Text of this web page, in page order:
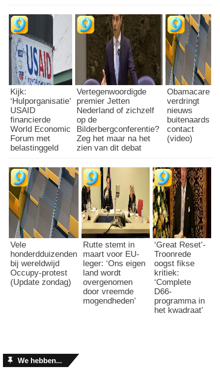
Kijk:
‘Hulporganisatie’
USAID
financierde
World Economic
Forum met
belastinggeld
Vertegenwoordigde
premier Jetten
Nederland of zichzelf
op de
Bilderbergconferentie?
Zeg het maar na het
zien van dit debat
Obamacare
verdringt
nieuws
buitenaards
contact
(video)
Vele
honderdduizenden
bij wereldwijd
Occupy-protest
(Update zondag)
Rutte stemt in
maart voor EU-
leger: ‘Ons eigen
land wordt
overgenomen
door vreemde
mogendheden’
‘Great Reset’-
Troonrede
oogst fikse
kritiek:
‘Complete
D66-
programma in
het kwadraat’
We hebben...